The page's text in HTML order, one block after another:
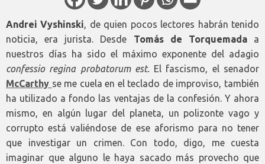
Andrei Vyshinski, de quien pocos lectores habrán tenido
noticia, era jurista. Desde Tomás de Torquemadaa
nuestros días ha sido el máximo exponente del adagio
confessio regina probatorum est. El fascismo, el senador
McCarthy se me cuela en el teclado de improviso, también
ha utilizado a fondo las ventajas de la confesión. Y ahora
mismo, en algún lugar del planeta, un polizonte vago y
corrupto está valiéndose de ese aforismo para no tener
que investigar un crimen. Con todo, digo, me cuesta
imaginar que alguno le haya sacado más provecho que